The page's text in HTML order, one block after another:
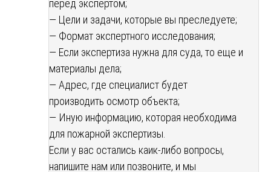
перед экспертом;
— Цели и задачи, которые вы преследуете;
— Формат экспертного исследования;
— Если экспертиза нужна для суда, то еще и
материалы дела;
— Адрес, где специалист будет
производить осмотр объекта;
— Иную информацию, которая необходима
для пожарной экспертизы.
Если у вас остались каик-либо вопросы,
напишите нам или позвоните, и мы